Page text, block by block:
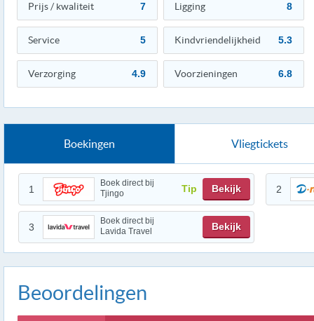
Prijs / kwaliteit 7 Ligging 8
Service 5 Kindvriendelijkheid 5.3
Verzorging 4.9 Voorzieningen 6.8
Boekingen Vliegtickets
1
Boek direct bij
Tjingo
Tip Bekijk 2
3
Boek direct bij
Lavida Travel
Bekijk
Beoordelingen